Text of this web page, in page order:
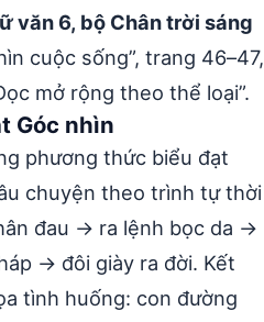
văn 6, bộ Chân trời sáng
cuộc sống”, trang 46–47,
mở rộng theo thể loại”.
Góc nhìn
phương thức biểu đạt
chuyện theo trình tự thời
đau → ra lệnh bọc da →
→ đôi giày ra đời. Kết
tình huống: con đường